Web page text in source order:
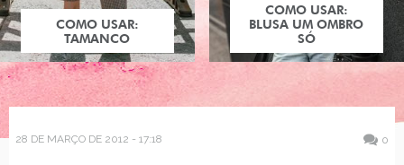
COMO USAR:
TAMANCO
COMO USAR:
BLUSA UM OMBRO
SÓ
28 DE MARÇO DE 2012 - 17:18 0